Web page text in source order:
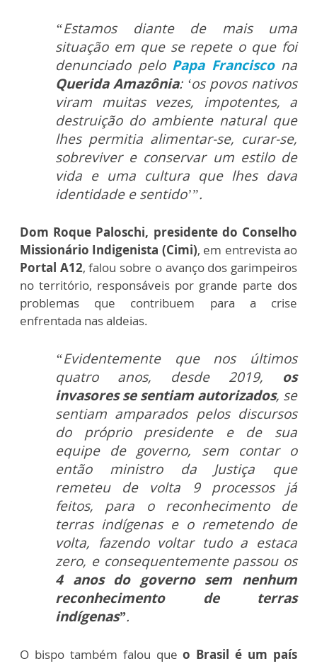
“Estamos diante de mais uma
situação em que se repete o que foi
denunciado pelo Papa Franciscona
Querida Amazônia: ‘os povos nativos
viram muitas vezes, impotentes, a
destruição do ambiente natural que
lhes permitia alimentar-se, curar-se,
sobreviver e conservar um estilo de
vida e uma cultura que lhes dava
identidade e sentido’”.
Dom Roque Paloschi, presidente do Conselho
Missionário Indigenista (Cimi), em entrevista ao
Portal A12, falou sobre o avanço dos garimpeiros
no território, responsáveis por grande parte dos
problemas que contribuem para a crise
enfrentada nas aldeias.
“Evidentemente que nos últimos
quatro anos, desde 2019, os
invasores se sentiam autorizados, se
sentiam amparados pelos discursos
do próprio presidente e de sua
equipe de governo, sem contar o
então ministro da Justiça que
remeteu de volta 9 processos já
feitos, para o reconhecimento de
terras indígenas e o remetendo de
volta, fazendo voltar tudo a estaca
zero, e consequentemente passou os
4 anos do governo sem nenhum
reconhecimento de terras
indígenas”.
O bispo também falou que o Brasil é um país